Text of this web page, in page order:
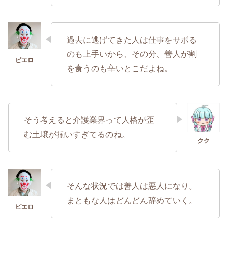
過去に逃げてきた人は仕事をサボる
のも上手いから、その分、善人が割
を食うのも辛いとこだよね。
そう考えると介護業界って人格が歪
む土壌が揃いすぎてるのね。
そんな状況では善人は悪人になり。
まともな人はどんどん辞めていく。